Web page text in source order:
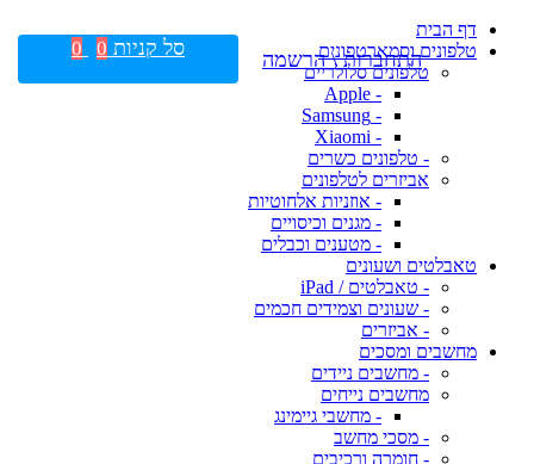
דף הבית
טלפונים וסמארטפונים
טלפונים סלולריים
- Apple
- Samsung
- Xiaomi
- טלפונים כשרים
אביזרים לטלפונים
- אוזניות אלחוטיות
- מגנים וכיסויים
- מטענים וכבלים
טאבלטים ושעונים
- טאבלטים / iPad
- שעונים וצמידים חכמים
- אביזרים
מחשבים ומסכים
- מחשבים ניידים
מחשבים נייחים
- מחשבי גיימינג
- מסכי מחשב
- חומרה ורכיבים
התחברות \ הרשמה סל קניות 0
0